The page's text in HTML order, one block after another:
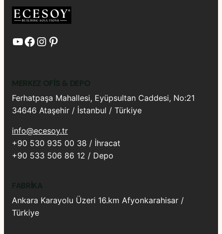
YouTube Facebook Instagram Pinterest
MERKEZ OFIS & DEPO
Ferhatpaşa Mahallesi, Eyüpsultan Caddesi, No:21
34646 Ataşehir / İstanbul / Türkiye
info@ecesoy.tr
+90 530 935 00 38 / İhracat
+90 533 506 86 12 / Depo
FABRIKA
Ankara Karayolu Üzeri 16.km Afyonkarahisar /
Türkiye